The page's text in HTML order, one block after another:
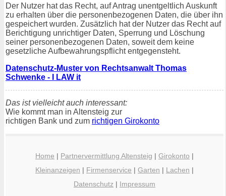
Der Nutzer hat das Recht, auf Antrag unentgeltlich Auskunft
zu erhalten über die personenbezogenen Daten, die über ihn
gespeichert wurden. Zusätzlich hat der Nutzer das Recht auf
Berichtigung unrichtiger Daten, Sperrung und Löschung
seiner personenbezogenen Daten, soweit dem keine
gesetzliche Aufbewahrungspflicht entgegensteht.
Datenschutz-Muster von Rechtsanwalt Thomas
Schwenke - I LAW it
Das ist vielleicht auch interessant:
Wie kommt man in Altensteig zur
richtigen Bank und zum richtigen Girokonto
Home | Partnervermittlung Altensteig | Girokonto |
Kleinanzeigen | Firmenservice | Garten | Lachen |
Datenschutz | Impressum